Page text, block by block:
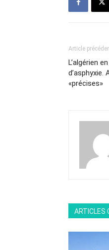
Article
L’algérien
d’asphyxie.
«précises»
ARTICLES